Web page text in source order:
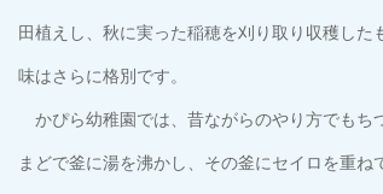
田植えし、秋に実った稲穂を刈り取り収穫し
味はさらに格別です。
かぴら幼稚園では、昔ながらのやり方でもち
まどで釜に湯を沸かし、その釜にセイロを重